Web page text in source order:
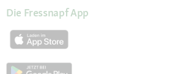
Die Fressnapf App